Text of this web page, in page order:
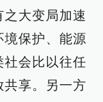
大变局加速
保护、能源
社会比以往任
共享。另一方